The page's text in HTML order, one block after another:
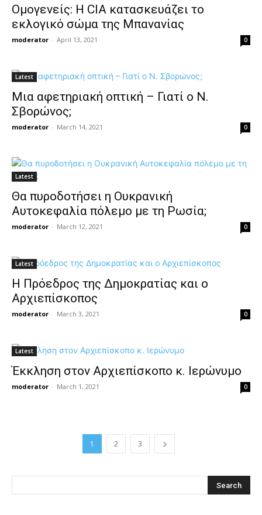
Ομογενείς: Η CIA κατασκευάζει το
εκλογικό σώμα της Μπανανίας
moderator - April 13, 2021 0
Latest
Μια αφετηριακή οπτική – Γιατί ο Ν.
Σβορώνος;
moderator - March 14, 2021 0
Latest
Θα πυροδοτήσει η Ουκρανική
Αυτοκεφαλία πόλεμο με τη Ρωσία;
moderator - March 12, 2021 0
Latest
Η Πρόεδρος της Δημοκρατίας και ο
Αρχιεπίσκοπος
moderator - March 3, 2021 0
Latest
Έκκληση στον Αρχιεπίσκοπο κ. Ιερώνυμο
moderator - March 1, 2021 0
1 2 3